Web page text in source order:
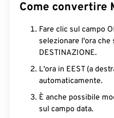
Come convertire
Fare clic sul campo
selezionare l'ora
DESTINAZIONE.
L'ora in EEST (a
automaticamente.
È anche possibile
sul campo data.